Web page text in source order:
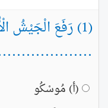
(1) رَفَعَ الْجَيْشُ
.
(أ) مُوسْكُو